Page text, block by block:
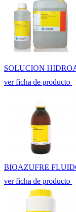
SOLUCION
ver ficha de producto
BIOAZUFRE
ver ficha de producto